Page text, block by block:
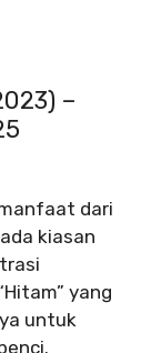
–
dari
kiasan
yang
untuk